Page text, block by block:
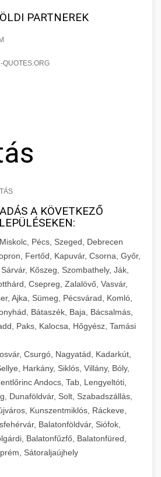
PARTNEREK
QUOTES.ORG
A KÖVETKEZŐ
Pécs, Szeged, Debrecen
Fertőd, Kapuvár, Csorna, Győr,
Kőszeg, Szombathely, Ják,
Csepreg, Zalalövő, Vasvár,
Ajka, Sümeg, Pécsvárad, Komló,
Bátaszék, Baja, Bácsalmás,
Paks, Kalocsa, Hőgyész, Tamási
Csurgó, Nagyatád, Kadarkút,
Harkány, Siklós, Villány, Bóly,
Andocs, Tab, Lengyeltóti,
Dunaföldvár, Solt, Szabadszállás,
Kunszentmiklós, Ráckeve,
Balatonföldvár, Siófok,
Balatonfűzfő, Balatonfüred,
Sátoraljaújhely